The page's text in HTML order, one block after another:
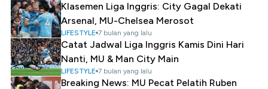
Klasemen Liga Inggris: City Gagal Dekati
Arsenal, MU-Chelsea Merosot
LIFESTYLE 7 bulan yang lalu
Catat Jadwal Liga Inggris Kamis Dini Hari
Nanti, MU & Man City Main
LIFESTYLE 7 bulan yang lalu
Breaking News: MU Pecat Pelatih Ruben